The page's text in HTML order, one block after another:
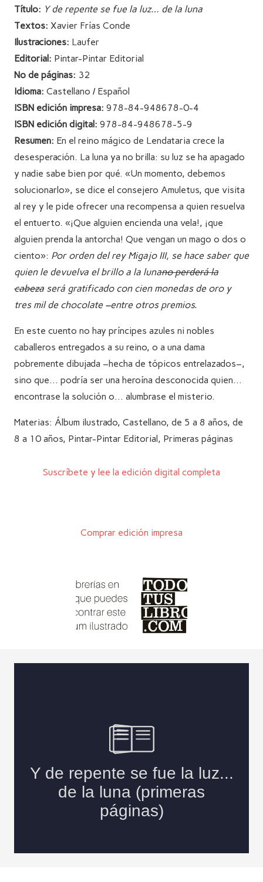
Título: Y de repente se fue la luz… de la luna
Textos: Xavier Frías Conde
Ilustraciones: Laufer
Editorial: Pintar-Pintar Editorial
Nº de páginas: 32
Idioma: Castellano / Español
ISBN edición impresa: 978-84-948678-0-4
ISBN edición digital: 978-84-948678-5-9
Resumen: En el reino mágico de Lendataria crece la
desesperación. La luna ya no brilla: su luz se ha apagado
y nadie sabe bien por qué. «Un momento, debemos
solucionarlo», se dice el consejero Amuletus, que visita
al rey y le pide ofrecer una recompensa a quien resuelva
el entuerto. «¡Que alguien encienda una vela!, ¡que
alguien prenda la antorcha! Que vengan un mago o dos o
ciento»: Por orden del rey Migajo III, se hace saber que
quien le devuelva el brillo a la lunano perderá la
cabeza será gratificado con cien monedas de oro y
tres mil de chocolate –entre otros premios.
En este cuento no hay príncipes azules ni nobles
caballeros entregados a su reino, o a una dama
pobremente dibujada –hecha de tópicos entrelazados–,
sino que… podría ser una heroína desconocida quien…
encontrase la solución o… alumbrase el misterio.
Materias: Álbum ilustrado, Castellano, de 5 a 8 años, de
8 a 10 años, Pintar-Pintar Editorial, Primeras páginas
Suscríbete y lee la edición digital completa
Comprar edición impresa